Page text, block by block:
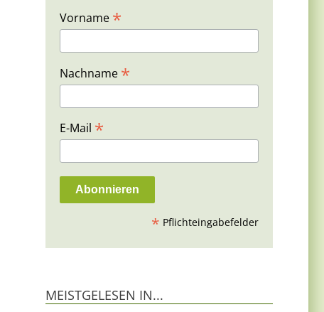
Vorname *
Nachname *
E-Mail *
* Pflichteingabefelder
MEISTGELESEN IN...